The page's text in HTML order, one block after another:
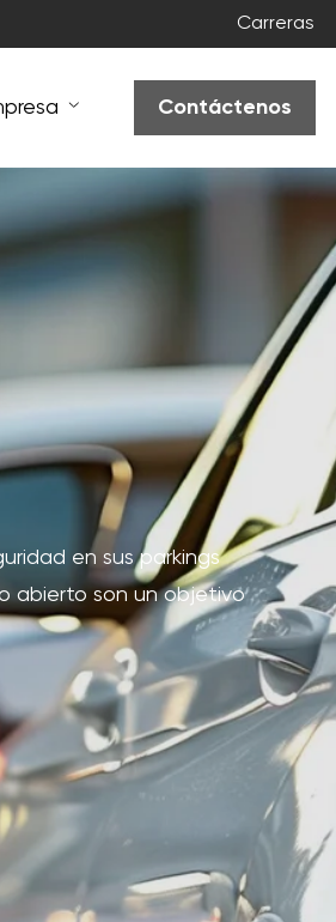
Carreras
Contáctenos
en sus parkings
abierto son un objetivo